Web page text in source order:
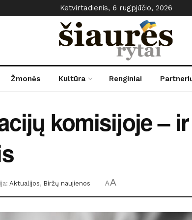
Ketvirtadienis, 6 rugpjūčio, 2026
Žmonės Kultūra Renginiai
komisijoje –
Aktualijos, Biržų naujienos AA